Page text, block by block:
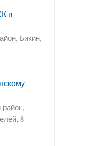
в
Бикин,
район,
8